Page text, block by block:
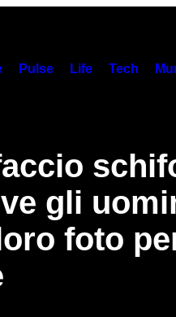
Pulse Life Tech
gli
foto